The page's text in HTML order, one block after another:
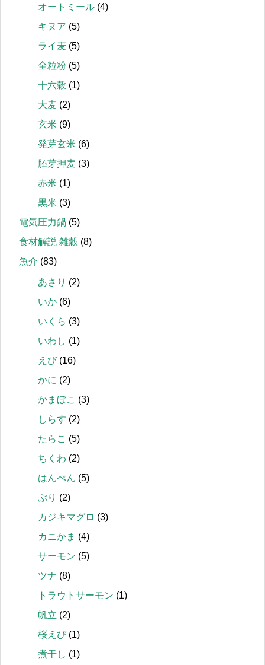
オートミール (4)
キヌア (5)
ライ麦 (5)
全粒粉 (5)
十六穀 (1)
大麦 (2)
玄米 (9)
発芽玄米 (6)
胚芽押麦 (3)
赤米 (1)
黒米 (3)
電気圧力鍋 (5)
食材解説 雑穀 (8)
魚介 (83)
あさり (2)
いか (6)
いくら (3)
いわし (1)
えび(16)
かに (2)
かまぼこ (3)
しらす (2)
たらこ (5)
ちくわ (2)
はんぺん (5)
ぶり (2)
カジキマグロ (3)
カニかま (4)
サーモン (5)
ツナ (8)
トラウトサーモン (1)
帆立 (2)
桜えび(1)
煮干し (1)